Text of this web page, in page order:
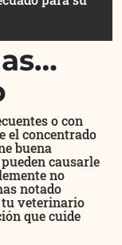
o con
el concentrado
buena
causarle
no
notado
tu veterinario
que cuide